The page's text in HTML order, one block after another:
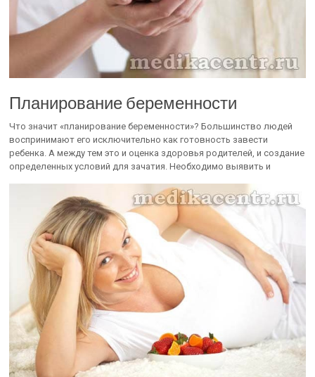
Планирование беременности
Что значит «планирование беременности»? Большинство людей
воспринимают его исключительно как готовность завести
ребенка. А между тем это и оценка здоровья родителей, и создание
определенных условий для зачатия. Необходимо выявить и